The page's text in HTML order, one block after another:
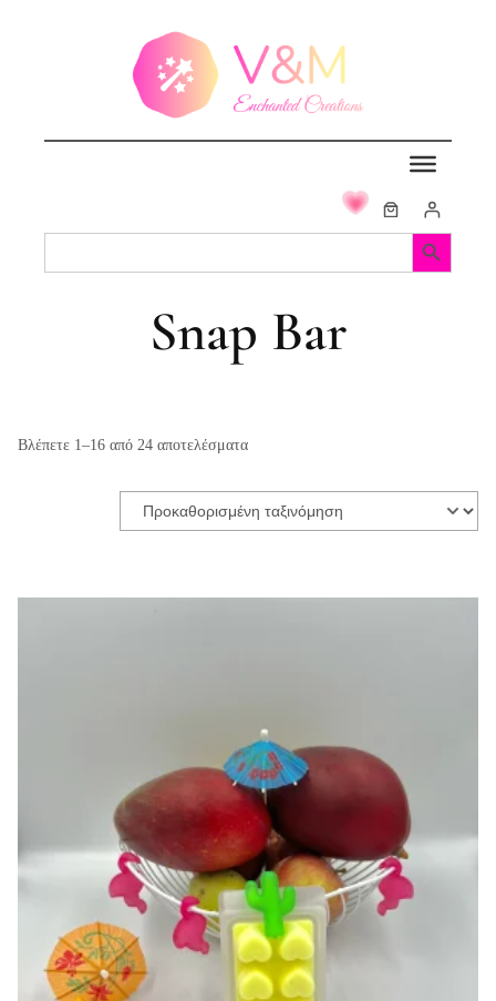
Search
Search Button
Snap Bar
Βλέπετε 1–16 από 24 αποτελέσματα